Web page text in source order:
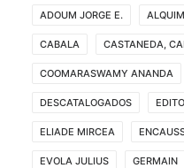
ADOUM JORGE E.
CABALA CASTANEDA,
COOMARASWAMY ANANDA
DESCATALOGADOS
ELIADE MIRCEA
EVOLA JULIUS GERMAIN